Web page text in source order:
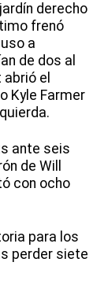
derecho
frenó
a
de dos al
el
Kyle Farmer
ante seis
de Will
con ocho
para los
perder siete